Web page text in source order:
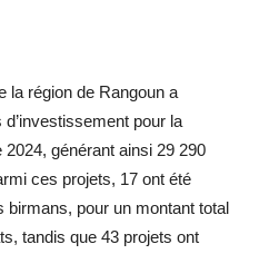
la région de Rangoun a
pour la
générant ainsi 29 290
ces projets, 17 ont été
pour un montant total
tandis que 43 projets ont